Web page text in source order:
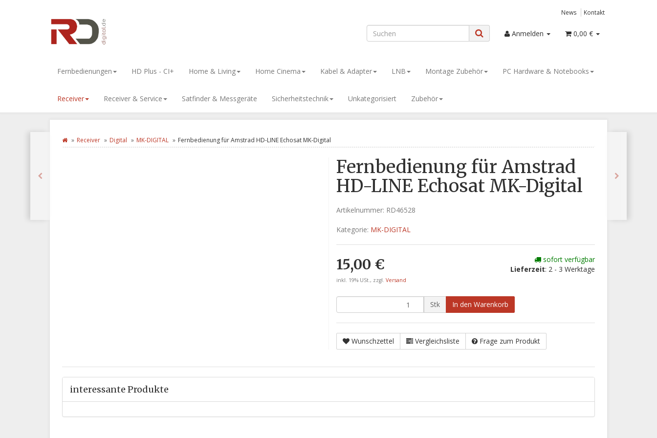
News Kontakt
Anmelden 0,00 €
Fernbedienungen HD Plus - CI+ Home & Living Home Cinema Kabel & Adapter LNB Montage Zubehör PC Hardware & Notebooks
Receiver Receiver & Service Satfinder & Messgeräte Sicherheitstechnik Unkategorisiert Zubehör
Receiver Digital MK-DIGITAL Fernbedienung für Amstrad HD-LINE Echosat MK-Digital
Fernbedienung für Amstrad
HD-LINE Echosat MK-Digital
Artikelnummer: RD46528
Kategorie: MK-DIGITAL
15,00 €
inkl. 19% USt., zzgl. Versand
sofort verfügbar
Lieferzeit: 2 - 3 Werktage
Stk In den Warenkorb
Wunschzettel Vergleichsliste Frage zum Produkt
interessante Produkte